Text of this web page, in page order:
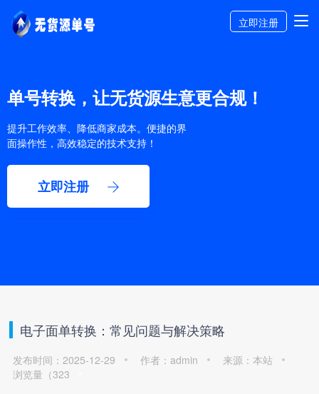
立即注册
单号转换，让无货源生意更合规！
提升工作效率、降低商家成本。便捷的界
面操作性，高效稳定的技术支持！
立即注册
电子面单转换：常见问题与解决策略
发布时间：2025-12-29 作者：admin
来源：本站
浏览量（323